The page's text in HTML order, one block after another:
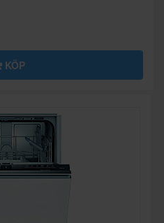
KÖP